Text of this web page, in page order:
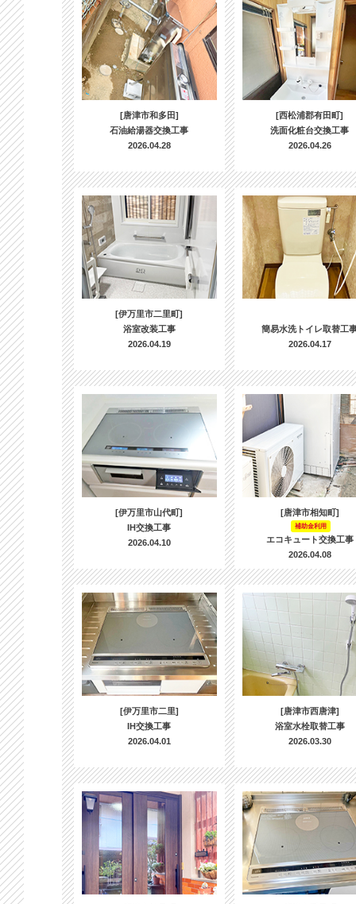
[唐津市和多田]
石油給湯器交換工事
2026.04.28
[西松浦郡有田町]
洗面化粧台交換工事
2026.04.26
[伊万里市二里町]
浴室改装工事
2026.04.19
簡易水洗トイレ取替工
2026.04.17
[伊万里市山代町]
IH交換工事
2026.04.10
[唐津市相知町]
補助金利用
エコキュート交換工事
2026.04.08
[伊万里市二里]
IH交換工事
2026.04.01
[唐津市西唐津]
浴室水栓取替工事
2026.03.30